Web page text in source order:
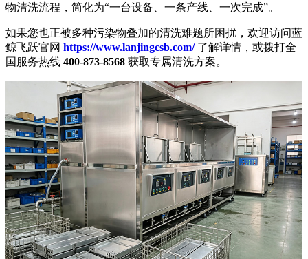
物清洗流程，简化为“一台设备、一条产线、一次完成”。
如果您也正被多种污染物叠加的清洗难题所困扰，欢迎访问蓝
鲸飞跃官网 https://www.lanjingcsb.com/了解详情，或拨打全
国服务热线 400-873-8568 获取专属清洗方案。